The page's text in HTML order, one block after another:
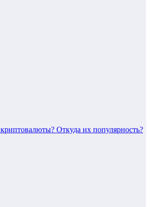
Откуда их популярность?